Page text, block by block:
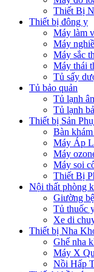
Thiết Bị
Thiết bị đông y
Máy làm
Máy
Máy sắc
Máy thái
Tủ sấy
Tủ bảo quản
Tủ lạnh
Tủ lạnh
Thiết bị Sản
Bàn
Máy Áp
Máy
Máy soi
Thiết Bị
Nội thất phòng
Giường
Tủ thuốc
Xe di
Thiết bị Nha
Ghế nha
Máy X
Nồi Hấp